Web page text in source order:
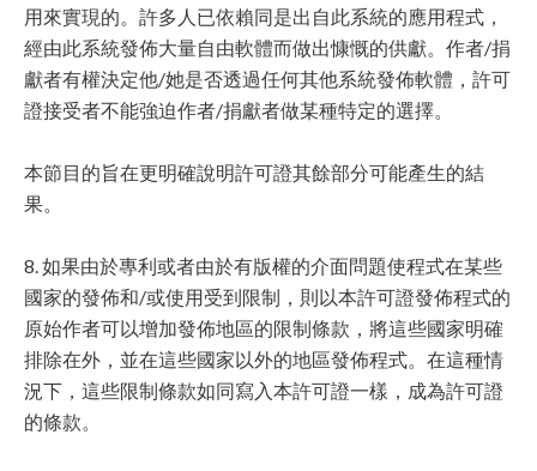
用來實現的。許多人已依賴同是出自此系統的應用程式，
經由此系統發佈大量自由軟體而做出慷慨的供獻。作者/捐
獻者有權決定他/她是否透過任何其他系統發佈軟體，許可
證接受者不能強迫作者/捐獻者做某種特定的選擇。
本節目的旨在更明確說明許可證其餘部分可能產生的結
果。
8. 如果由於專利或者由於有版權的介面問題使程式在某些
國家的發佈和/或使用受到限制，則以本許可證發佈程式的
原始作者可以增加發佈地區的限制條款，將這些國家明確
排除在外，並在這些國家以外的地區發佈程式。在這種情
況下，這些限制條款如同寫入本許可證一樣，成為許可證
的條款。